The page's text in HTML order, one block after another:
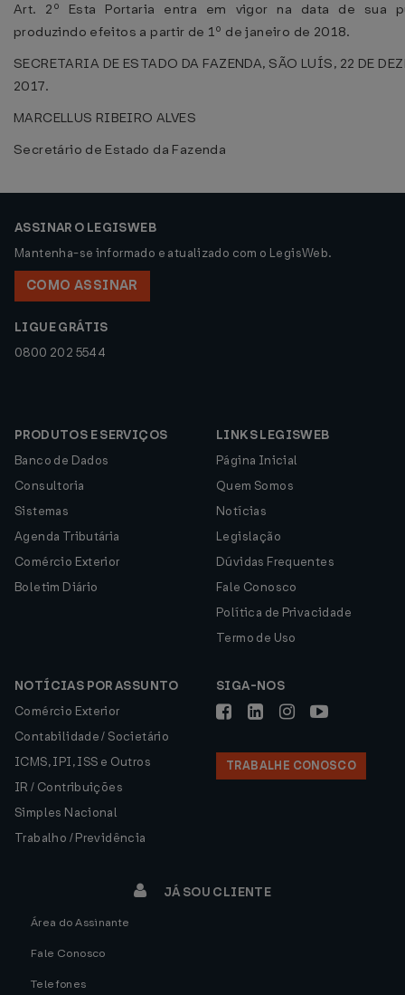
Art. 2º Esta Portaria entra em vigor na data de sua
produzindo efeitos a partir de 1º de janeiro de 2018.
SECRETARIA DE ESTADO DA FAZENDA, SÃO LUÍS, 22 DE
2017.
MARCELLUS RIBEIRO ALVES
Secretário de Estado da Fazenda
ASSINAR O LEGISWEB
Mantenha-se informado e atualizado com o LegisWeb.
COMO ASSINAR
LIGUE GRÁTIS
0800 202 5544
PRODUTOS E SERVIÇOS
Banco de Dados
Consultoria
Sistemas
Agenda Tributária
Comércio Exterior
Boletim Diário
LINKS LEGISWEB
Página Inicial
Quem Somos
Notícias
Legislação
Dúvidas Frequentes
Fale Conosco
Política de Privacidade
Termo de Uso
NOTÍCIAS POR ASSUNTO
Comércio Exterior
Contabilidade / Societário
ICMS, IPI, ISS e Outros
IR / Contribuições
Simples Nacional
Trabalho / Previdência
SIGA-NOS
TRABALHE CONOSCO
JÁ SOU CLIENTE
Área do Assinante
Fale Conosco
Telefones